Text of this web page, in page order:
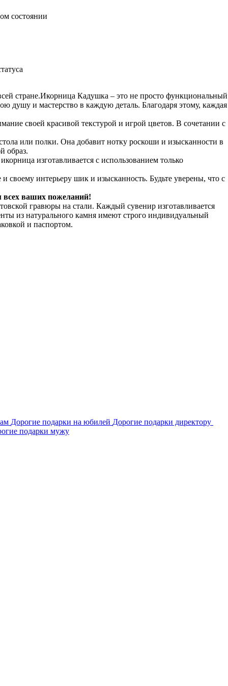
состоянии
стране.Икорница Кадушка – это не просто функциональный
душу и мастерство в каждую деталь. Благодаря этому, каждая
своей красивой текстурой и игрой цветов. В сочетании с
или полки. Она добавит нотку роскоши и изысканности в
образ.
изготавливается с использованием только
своему интерьеру шик и изысканность. Будьте уверены, что с
всех ваших пожеланий!
гравюры на стали. Каждый сувенир изготавливается
из натурального камня имеют строго индивидуальный
и паспортом.
Дорогие подарки на юбилей Дорогие подарки директору
подарки мужу